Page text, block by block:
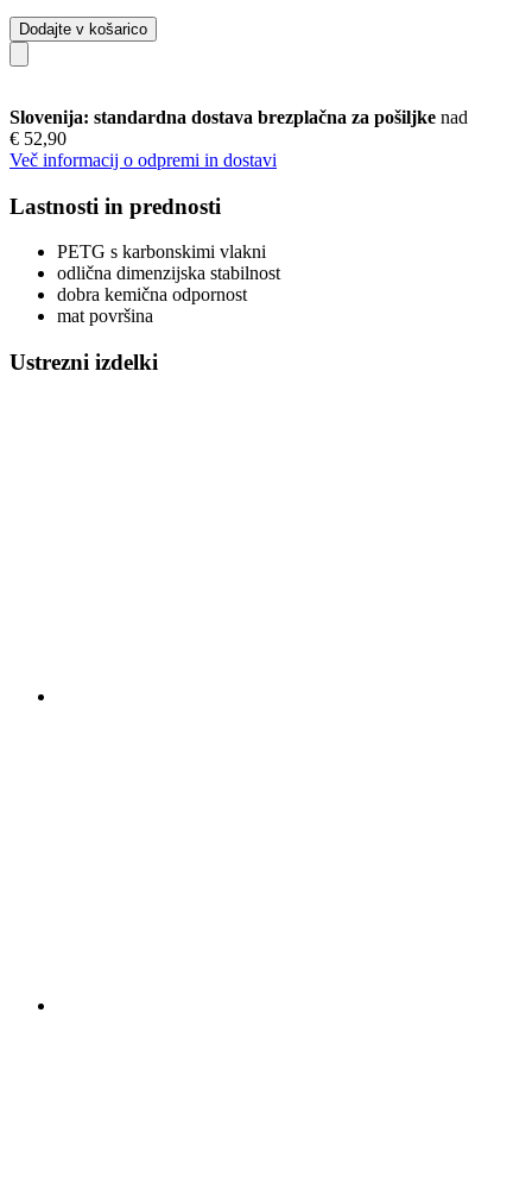
Dodajte v košarico
Slovenija: standardna dostava brezplačna za pošiljke nad
€ 52,90
Več informacij o odpremi in dostavi
Lastnosti in prednosti
PETG s karbonskimi vlakni
odlična dimenzijska stabilnost
dobra kemična odpornost
mat površina
Ustrezni izdelki